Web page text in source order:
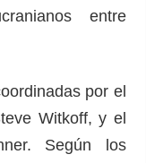
entre
por el
Witkoff, y el
Según los